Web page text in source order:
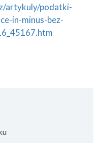
artykuly/podatki-
in-minus-bez-